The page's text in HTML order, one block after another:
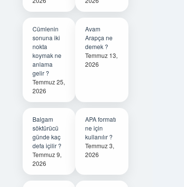
Cümlenin
sonuna iki
nokta
koymak ne
anlama
gelir ?
Temmuz 25,
2026
Avam
Arapça ne
demek ?
Temmuz 13,
2026
Balgam
söktürücü
günde kaç
defa içilir ?
Temmuz 9,
2026
APA formatı
ne için
kullanılır ?
Temmuz 3,
2026